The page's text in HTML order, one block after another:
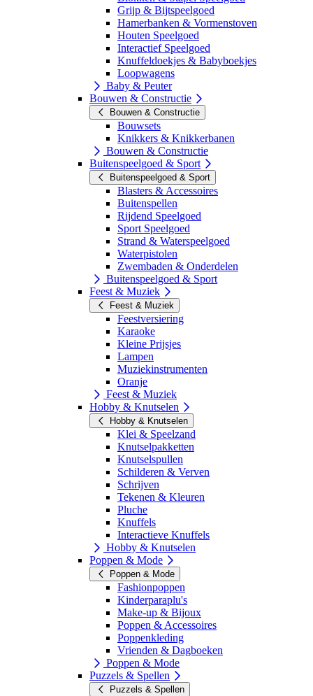
Grijp & Bijtspeelgoed
Hamerbanken & Vormenstoven
Houten Speelgoed
Interactief Speelgoed
Knuffeldoekjes & Babyboekjes
Loopwagens
Baby & Peuter
Bouwen & Constructie
Bouwen & Constructie
Bouwsets
Knikkers & Knikkerbanen
Bouwen & Constructie
Buitenspeelgoed & Sport
Buitenspeelgoed & Sport
Blasters & Accessoires
Buitenspellen
Rijdend Speelgoed
Sport Speelgoed
Strand & Waterspeelgoed
Waterpistolen
Zwembaden & Onderdelen
Buitenspeelgoed & Sport
Feest & Muziek
Feest & Muziek
Feestversiering
Karaoke
Kleine Prijsjes
Lampen
Muziekinstrumenten
Oranje
Feest & Muziek
Hobby & Knutselen
Hobby & Knutselen
Klei & Speelzand
Knutselpakketten
Knutselspullen
Schilderen & Verven
Schrijven
Tekenen & Kleuren
Pluche
Knuffels
Interactieve Knuffels
Hobby & Knutselen
Poppen & Mode
Poppen & Mode
Fashionpoppen
Kinderparaplu's
Make-up & Bijoux
Poppen & Accessoires
Poppenkleding
Vrienden & Dagboeken
Poppen & Mode
Puzzels & Spellen
Puzzels & Spellen